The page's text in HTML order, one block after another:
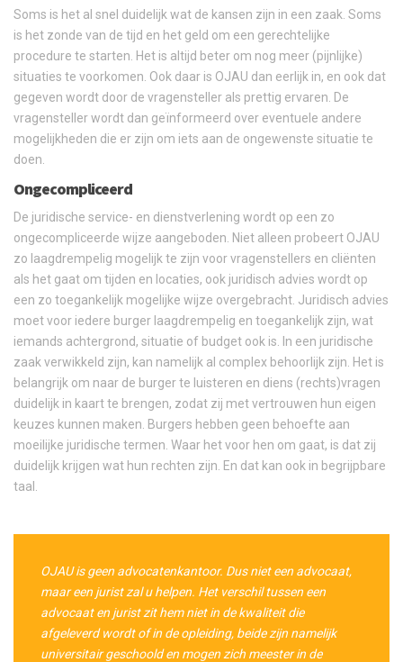
Soms is het al snel duidelijk wat de kansen zijn in een zaak. Soms
is het zonde van de tijd en het geld om een gerechtelijke
procedure te starten. Het is altijd beter om nog meer (pijnlijke)
situaties te voorkomen. Ook daar is OJAU dan eerlijk in, en ook dat
gegeven wordt door de vragensteller als prettig ervaren. De
vragensteller wordt dan geïnformeerd over eventuele andere
mogelijkheden die er zijn om iets aan de ongewenste situatie te
doen.
Ongecompliceerd
De juridische service- en dienstverlening wordt op een zo
ongecompliceerde wijze aangeboden. Niet alleen probeert OJAU
zo laagdrempelig mogelijk te zijn voor vragenstellers en cliënten
als het gaat om tijden en locaties, ook juridisch advies wordt op
een zo toegankelijk mogelijke wijze overgebracht. Juridisch advies
moet voor iedere burger laagdrempelig en toegankelijk zijn, wat
iemands achtergrond, situatie of budget ook is. In een juridische
zaak verwikkeld zijn, kan namelijk al complex behoorlijk zijn. Het is
belangrijk om naar de burger te luisteren en diens (rechts)vragen
duidelijk in kaart te brengen, zodat zij met vertrouwen hun eigen
keuzes kunnen maken. Burgers hebben geen behoefte aan
moeilijke juridische termen. Waar het voor hen om gaat, is dat zij
duidelijk krijgen wat hun rechten zijn. En dat kan ook in begrijpbare
taal.
OJAU is geen advocatenkantoor. Dus niet een advocaat,
maar een jurist zal u helpen. Het verschil tussen een
advocaat en jurist zit hem niet in de kwaliteit die
afgeleverd wordt of in de opleiding, beide zijn namelijk
universitair geschoold en mogen zich meester in de